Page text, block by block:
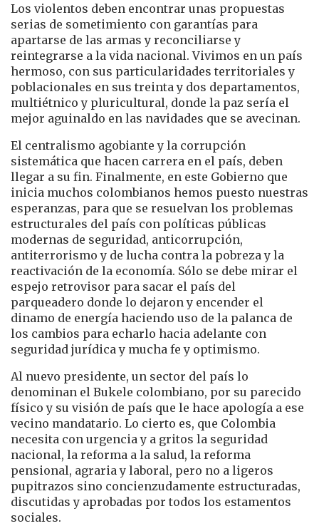
Los violentos deben encontrar unas propuestas
serias de sometimiento con garantías para
apartarse de las armas y reconciliarse y
reintegrarse a la vida nacional. Vivimos en un país
hermoso, con sus particularidades territoriales y
poblacionales en sus treinta y dos departamentos,
multiétnico y pluricultural, donde la paz sería el
mejor aguinaldo en las navidades que se avecinan.
El centralismo agobiante y la corrupción
sistemática que hacen carrera en el país, deben
llegar a su fin. Finalmente, en este Gobierno que
inicia muchos colombianos hemos puesto nuestras
esperanzas, para que se resuelvan los problemas
estructurales del país con políticas públicas
modernas de seguridad, anticorrupción,
antiterrorismo y de lucha contra la pobreza y la
reactivación de la economía. Sólo se debe mirar el
espejo retrovisor para sacar el país del
parqueadero donde lo dejaron y encender el
dinamo de energía haciendo uso de la palanca de
los cambios para echarlo hacia adelante con
seguridad jurídica y mucha fe y optimismo.
Al nuevo presidente, un sector del país lo
denominan el Bukele colombiano, por su parecido
físico y su visión de país que le hace apología a ese
vecino mandatario. Lo cierto es, que Colombia
necesita con urgencia y a gritos la seguridad
nacional, la reforma a la salud, la reforma
pensional, agraria y laboral, pero no a ligeros
pupitrazos sino concienzudamente estructuradas,
discutidas y aprobadas por todos los estamentos
sociales.